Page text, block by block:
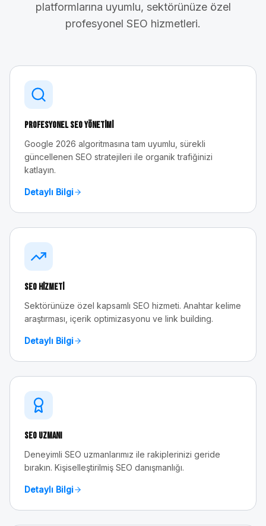
platformlarına uyumlu, sektörünüze özel
profesyonel SEO hizmetleri.
Profesyonel SEO Yönetimi
Google 2026 algoritmasına tam uyumlu, sürekli
güncellenen SEO stratejileri ile organik trafiğinizi
katlayın.
Detaylı Bilgi
SEO Hizmeti
Sektörünüze özel kapsamlı SEO hizmeti. Anahtar kelime
araştırması, içerik optimizasyonu ve link building.
Detaylı Bilgi
SEO Uzmanı
Deneyimli SEO uzmanlarımız ile rakiplerinizi geride
bırakın. Kişiselleştirilmiş SEO danışmanlığı.
Detaylı Bilgi